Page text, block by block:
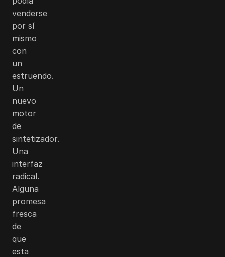
venderse
por sí
mismo
con
un
estruendo.
Un
nuevo
motor
de
sintetizador.
Una
interfaz
radical.
Alguna
promesa
fresca
de
que
esta